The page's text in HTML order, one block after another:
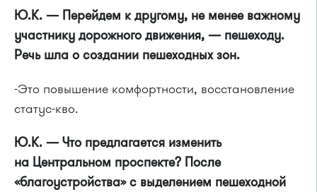
Ю.К. — Перейдем к другому, не менее важному
участнику дорожного движения, — пешеходу.
Речь шла о создании пешеходных зон.
-Это повышение комфортности, восстановление
статус-кво.
Ю.К. — Что предлагается изменить
на Центральном проспекте? После
«благоустройства» с выделением пешеходной